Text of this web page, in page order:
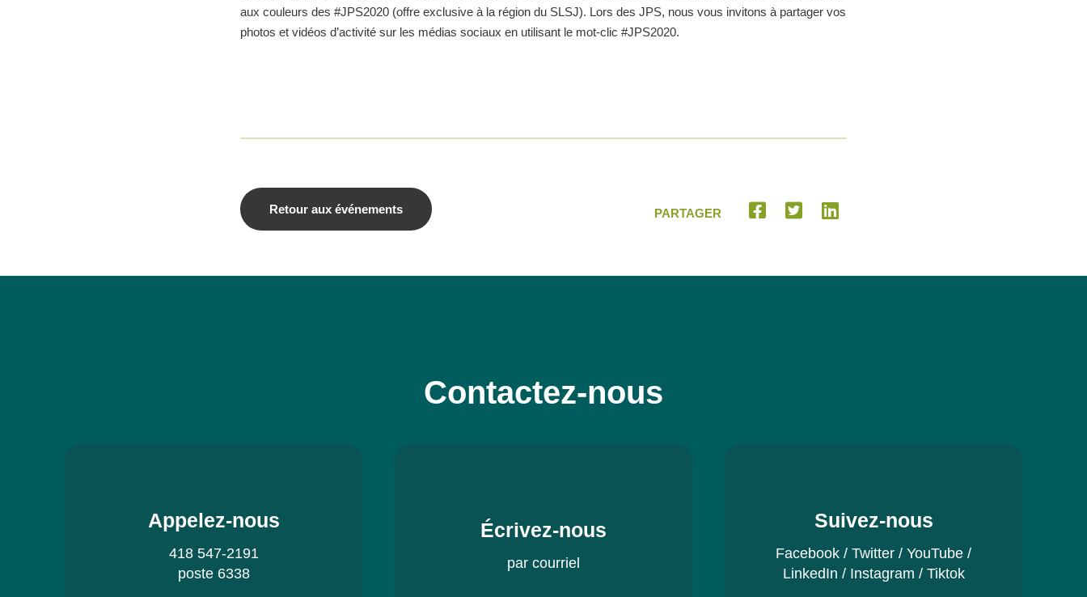
aux couleurs des #JPS2020 (offre exclusive à la région du SLSJ). Lors des JPS, nous vous invitons à partager vos
photos et vidéos d’activité sur les médias sociaux en utilisant le mot-clic #JPS2020.
Retour aux événements PARTAGER
Contactez-nous
Appelez-nous
418 547-2191
poste 6338
Écrivez-nous
par courriel
Suivez-nous
Facebook / Twitter / YouTube /
LinkedIn / Instagram / Tiktok